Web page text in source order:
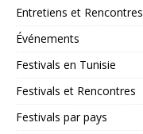
Entretiens et Rencontres
Événements
Festivals en Tunisie
Festivals et Rencontres
Festivals par pays